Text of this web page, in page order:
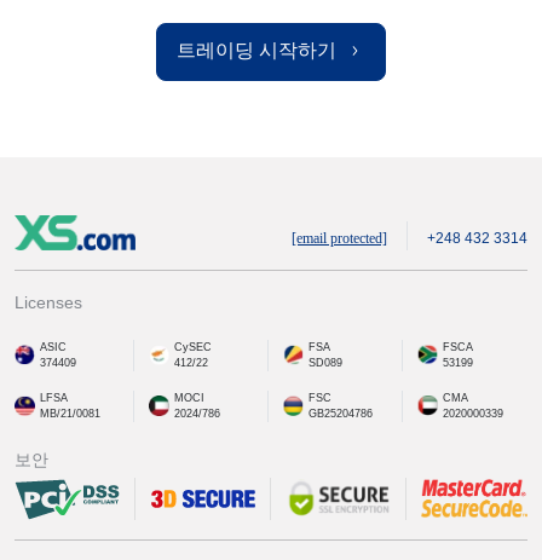
트레이딩 시작하기
[email protected] +248 432 3314
Licenses
ASIC
374409
CySEC
412/22
FSA
SD089
FSCA
53199
LFSA
MB/21/0081
MOCI
2024/786
FSC
GB25204786
CMA
2020000339
보안